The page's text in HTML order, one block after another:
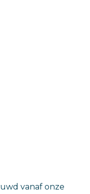
vanaf onze